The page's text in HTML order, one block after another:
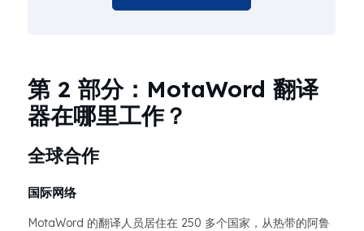
第 2 部分：MotaWord 翻译
器在哪里工作？
全球合作
国际网络
MotaWord 的翻译人员居住在 250 多个国家，从热带的阿鲁